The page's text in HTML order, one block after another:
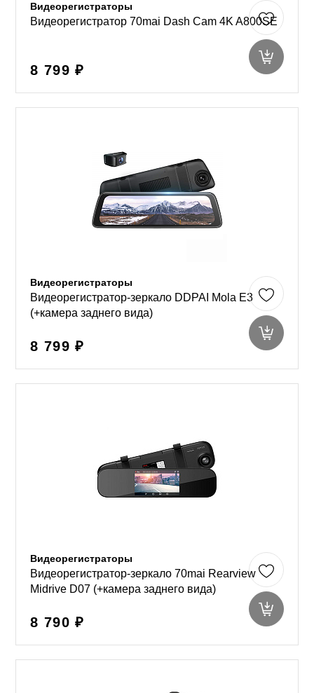
Видеорегистраторы
Видеорегистратор 70mai Dash Cam 4K A800SE
8 799 ₽
Видеорегистраторы
Видеорегистратор-зеркало DDPAI Mola E3
(+камера заднего вида)
8 799 ₽
Видеорегистраторы
Видеорегистратор-зеркало 70mai Rearview
Midrive D07 (+камера заднего вида)
8 790 ₽